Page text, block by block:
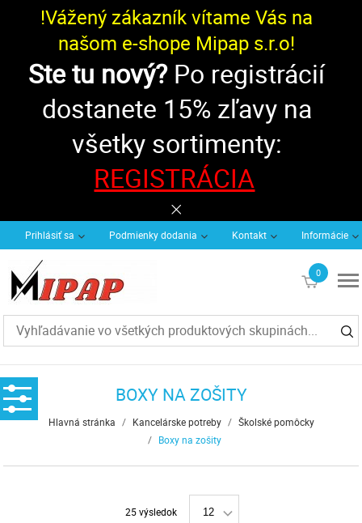
!Vážený zákazník vítame Vás na
našom e-shope Mipap s.r.o!
Ste tu nový?Po registrácií
dostanete 15% zľavy na
všetky sortimenty:
REGISTRÁCIA
Prihlásiť sa Podmienky dodania Kontakt Informácie
0
€0
BOXY NA ZOŠITY
Hlavná stránka / Kancelárske potreby / Školské pomôcky
/ Boxy na zošity
25 výsledok 12